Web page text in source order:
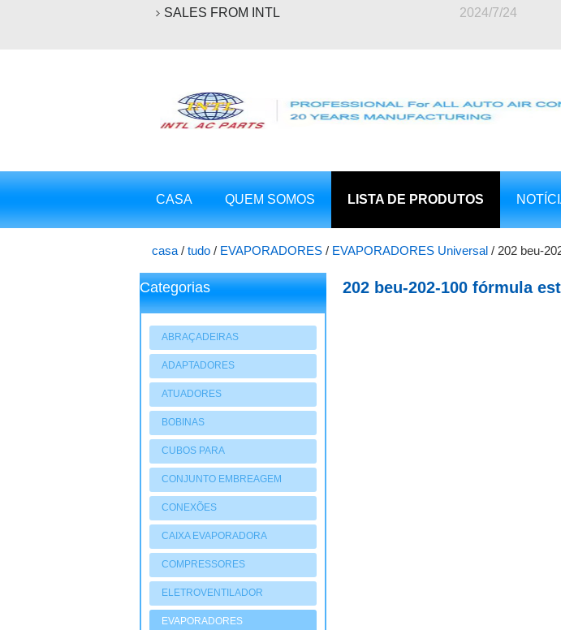
SALES FROM INTL 2024/7/24
CASA QUEM SOMOS LISTA DE PRODUTOS
casa / tudo / EVAPORADORES / EVAPORADORES Universal / 202 beu-
montagem underdash lhd o- ring tipo 388*325*310mm
Categorias
ABRAÇADEIRAS
ADAPTADORES
ATUADORES
PNEUMATIOCOS
BOBINAS
CUBOS PARA
COMPRESSORES
CONJUNTO EMBREAGEM
CONEXÕES
CAIXA EVAPORADORA
COMPRESSORES
ELETROVENTILADOR
EVAPORADORES
202 beu-202-100 fórmula